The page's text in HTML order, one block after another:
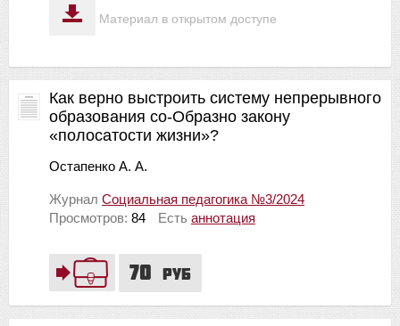
Материал в открытом доступе
70 руб
Как верно выстроить систему непрерывного
образования со-Образно закону
«полосатости жизни»?
Остапенко А. А.
Журнал Социальная педагогика №3/2024
Просмотров: 84 Есть аннотация